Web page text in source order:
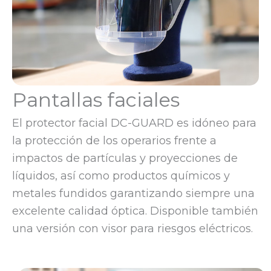
Pantallas faciales
El protector facial DC-GUARD es idóneo para
la protección de los operarios frente a
impactos de partículas y proyecciones de
líquidos, así como productos químicos y
metales fundidos garantizando siempre una
excelente calidad óptica. Disponible también
una versión con visor para riesgos eléctricos.